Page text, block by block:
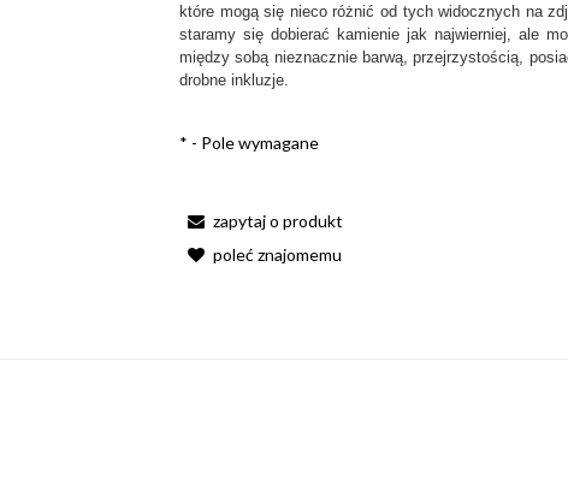
które mogą się nieco różnić od tych widocznych na
staramy się dobierać kamienie jak najwierniej, ale
między sobą nieznacznie barwą, przejrzystością,
drobne inkluzje.
* - Pole wymagane
zapytaj o produkt
poleć znajomemu